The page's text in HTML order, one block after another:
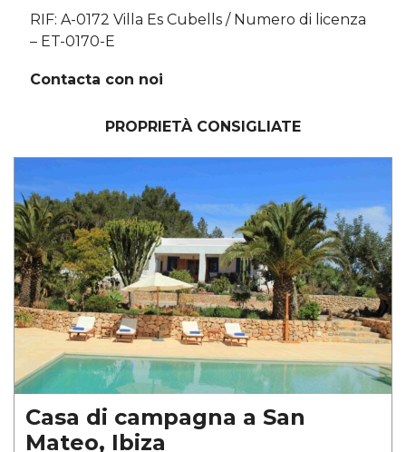
RIF: A-0172 Villa Es Cubells / Numero di licenza
– ET-0170-E
Contacta con noi
PROPRIETÀ CONSIGLIATE
Casa di campagna a San
Mateo, Ibiza